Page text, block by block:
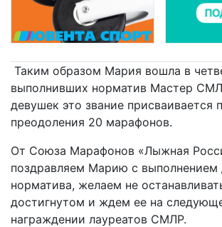
Таким образом Мария вошла в
выполнивших норматив Мастер
девушек это звание присваивается
преодоления 20 марафонов.
От Союза Марафонов «Лыжная
поздравляем Марию с выполнением
норматива, желаем не
достигнутом и ждем ее на
награждении лауреатов СМЛР.